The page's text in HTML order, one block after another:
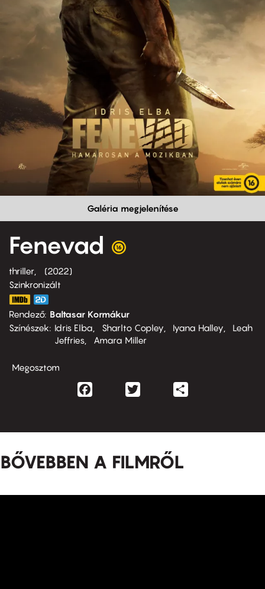
Galéria megjelenítése
Fenevad
thriller
2022
Szinkronizált
Rendező Baltasar Kormákur
Színészek
Idris Elba Sharlto Copley Iyana Halley
Leah
Jeffries
Amara Miller
Megosztom
Facebook
BŐVEBBEN A FILMRŐL